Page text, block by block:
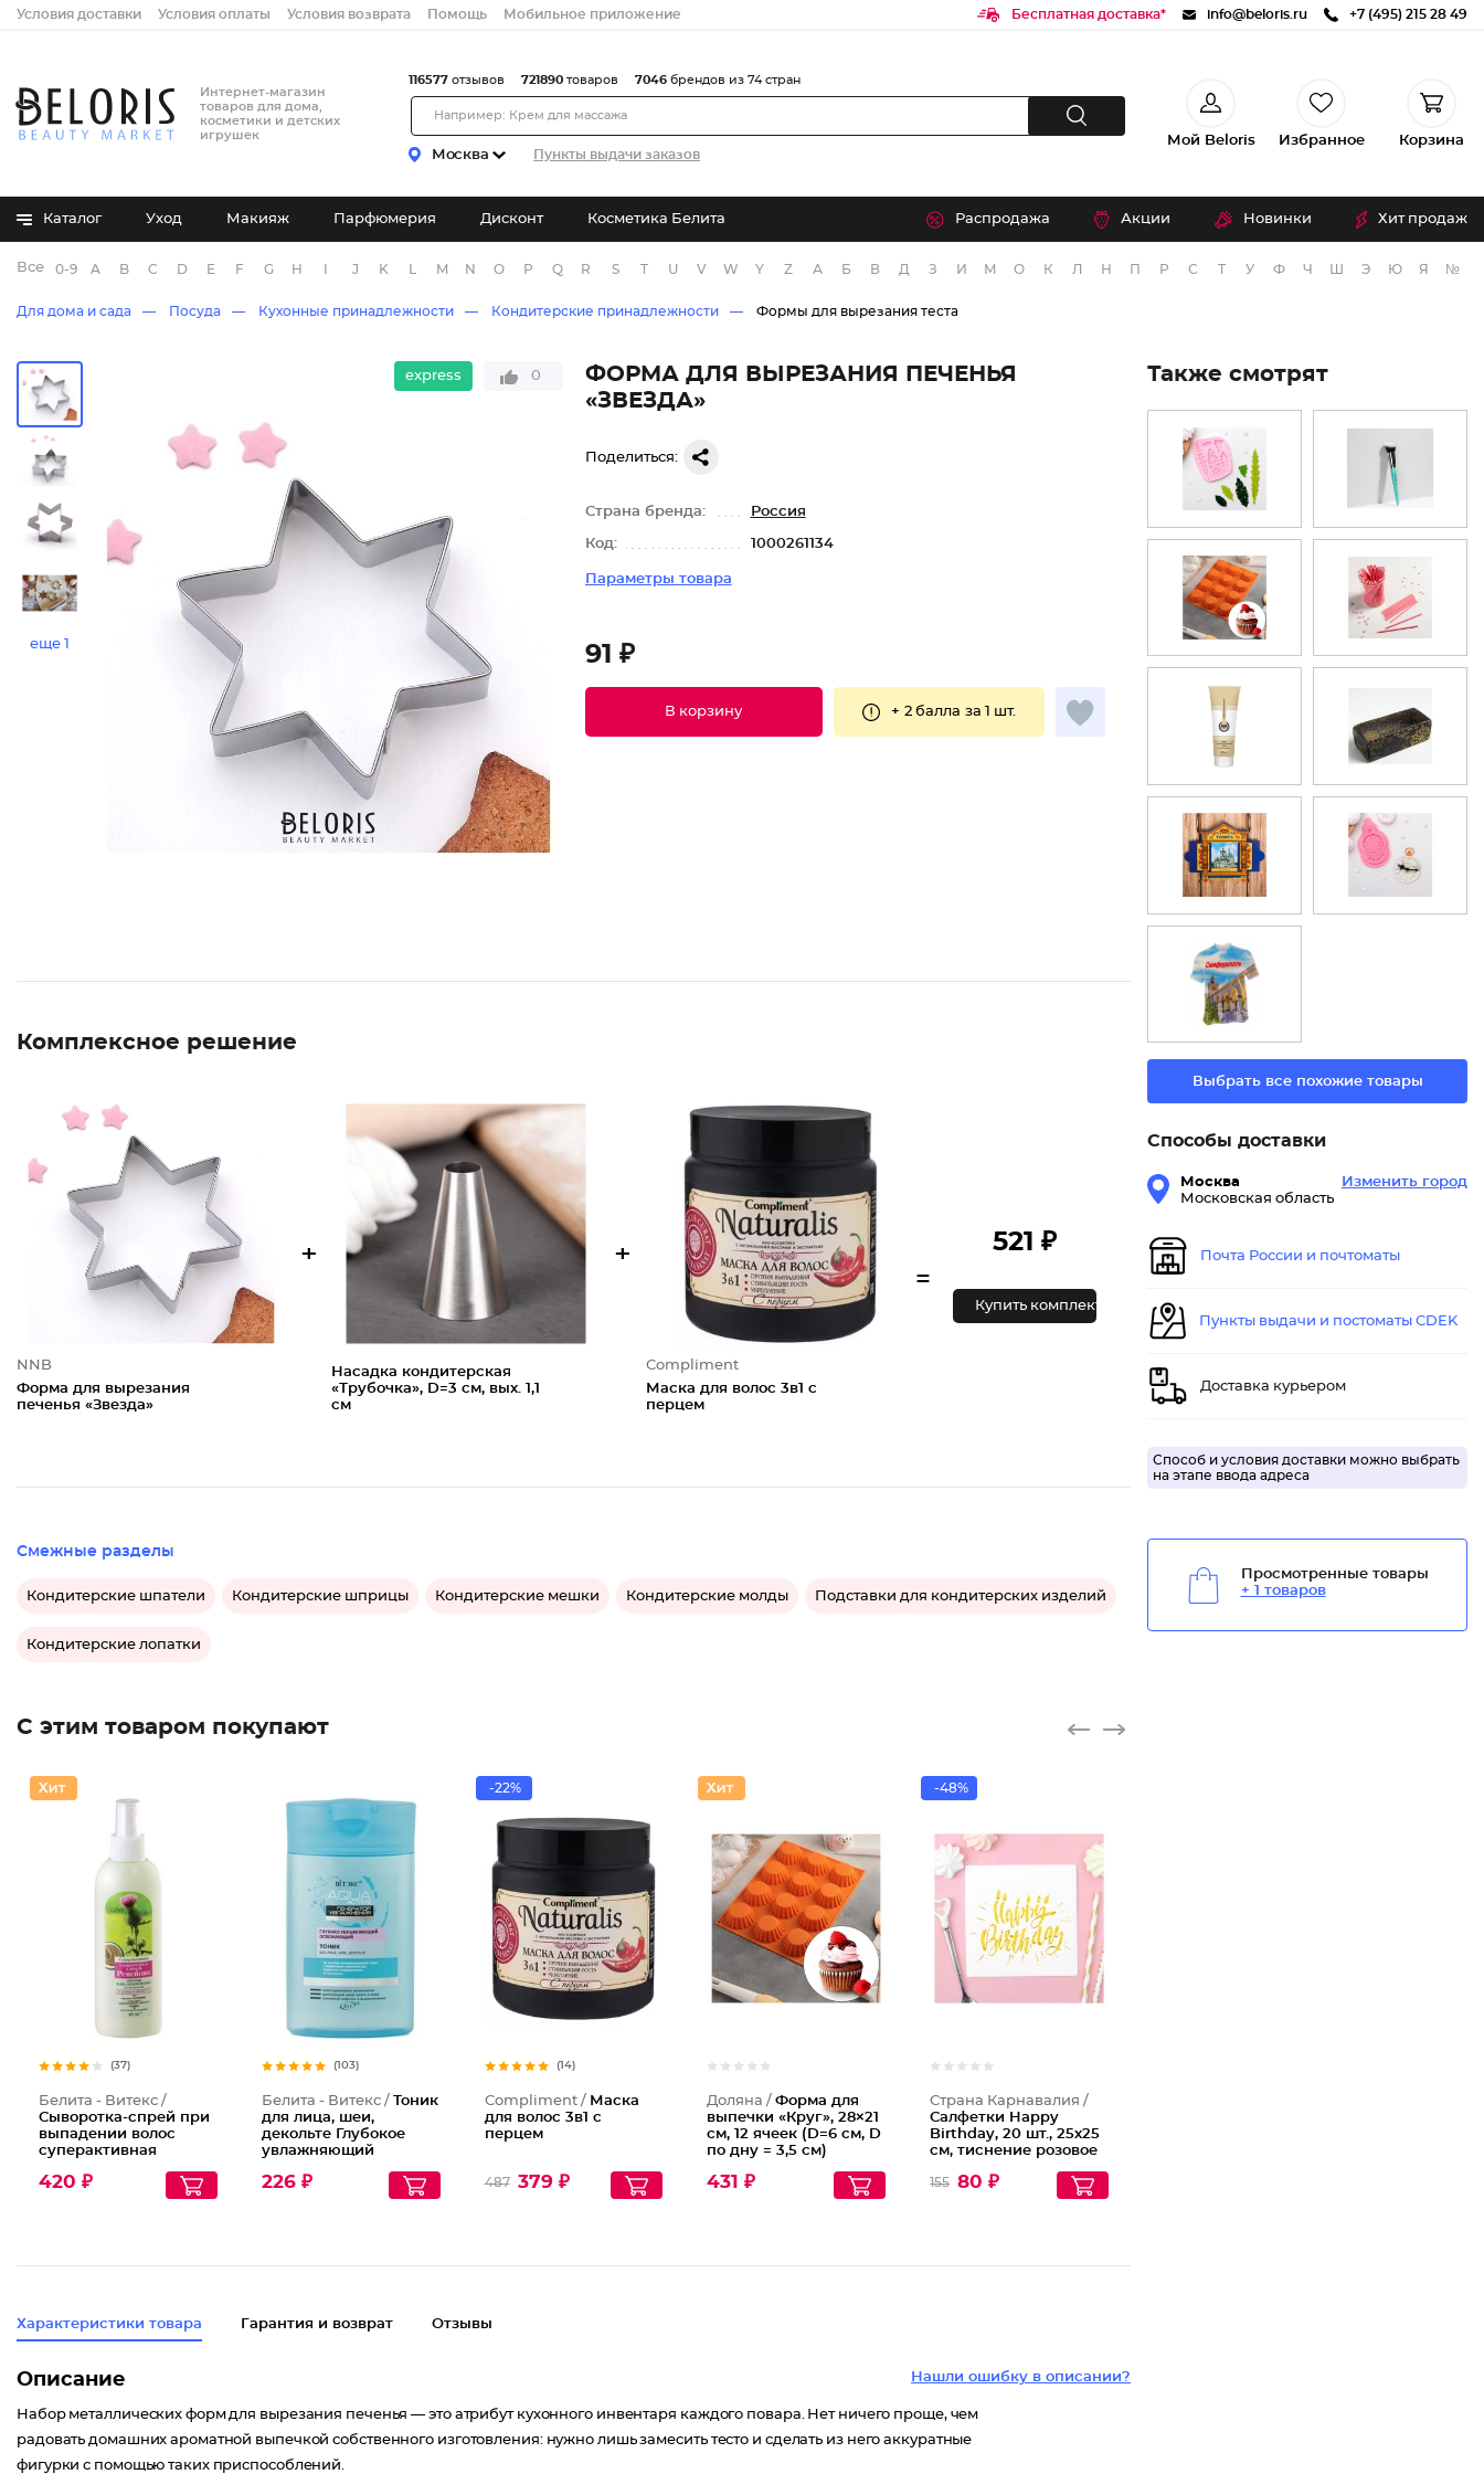
Условия доставки Условия оплаты Условия возврата Помощь Мобильное приложение Бесплатная доставка* info@beloris.ru +7 (495) 215 28 49
Интернет-магазин
товаров для дома,
косметики и детских
игрушек
Москва Пункты выдачи заказов
116577 отзывов 721890 товаров 7046 брендов из 74 стран
Мой Beloris Избранное Корзина
Каталог Уход Макияж Парфюмерия Дисконт Косметика Белита Распродажа Акции Новинки Хит продаж
Все бренды
0-9 A B C D E F G H J K M N O P Q R S T U V W Y Z А Б В Д З И М О К Л Н П Р С Т У Ф Ч Э Ю Я №
Для дома и сада Посуда Кухонные принадлежности Кондитерские принадлежности Формы для вырезания теста
express 0
еще 1
ФОРМА ДЛЯ ВЫРЕЗАНИЯ ПЕЧЕНЬЯ
«ЗВЕЗДА»
Поделиться:
Страна бренда: Россия
Код: 1000261134
Параметры товара
91 ₽
В корзину + 2 балла за 1 шт.
Комплексное решение
NNB
Форма для вырезания
печенья «Звезда»
+
Насадка кондитерская
«Трубочка», D=3 см, вых. 1,1
см
+
Compliment
Маска для волос 3в1 с
перцем
=
521 ₽
Купить комплект
Смежные разделы
Кондитерские шпатели Кондитерские шприцы Кондитерские мешки Кондитерские молды Подставки для кондитерских изделий
Кондитерские лопатки
С этим товаром покупают
(37)
Белита - Витекс /
Сыворотка-спрей при
выпадении волос
суперактивная
420 ₽
(103)
Белита - Витекс / Тоник
для лица, шеи,
декольте Глубокое
увлажняющий
226 ₽
-22%
(14)
Compliment / Маска
для волос 3в1 с
перцем
487 379 ₽
Доляна /Форма для
выпечки «Круг», 28×21
см, 12 ячеек (D=6 см, D
по дну = 3,5 см)
431 ₽
-48%
Страна Карнавалия /
Салфетки Happy
Birthday, 20 шт., 25х25
см, тиснение розовое
155 80 ₽
Характеристики товара Гарантия и возврат Отзывы
Нашли ошибку в описании?
Описание
Набор металлических форм для вырезания печенья — это атрибут кухонного инвентаря каждого повара. Нет ничего проще, чем
радовать домашних ароматной выпечкой собственного изготовления: нужно лишь замесить тесто и сделать из него аккуратные
фигурки с помощью таких приспособлений.
Также смотрят
Выбрать все похожие товары
Способы доставки
Москва
Московская область
Изменить город
Почта России и почтоматы
Пункты выдачи и постоматы CDEK
Доставка курьером
Способ и условия доставки можно выбрать
на этапе ввода адреса
Просмотренные товары
+ 1 товаров